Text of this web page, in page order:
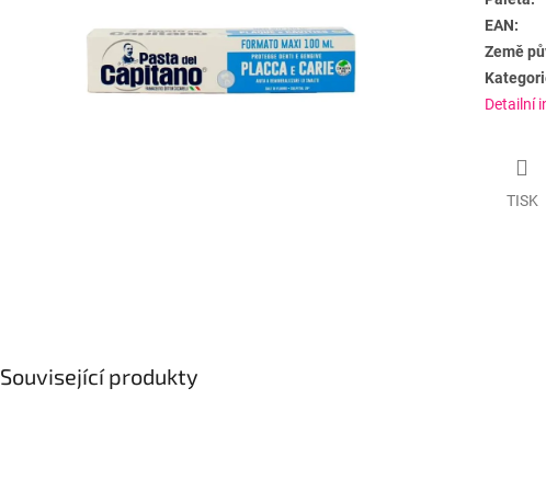
EAN:
Země
Detailní
TISK
Související produkty